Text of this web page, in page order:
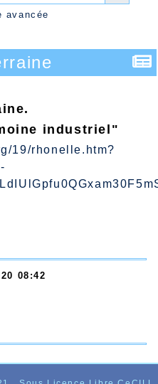
avancée
industriel"
19/rhonelle.htm?
08:42